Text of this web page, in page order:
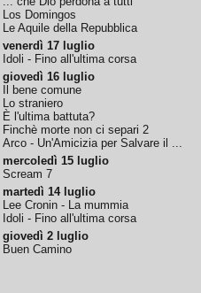
Los Domingos
Le Aquile della Repubblica
venerdì 17 luglio
Idoli - Fino all'ultima corsa
giovedì 16 luglio
Il bene comune
Lo straniero
È l'ultima battuta?
Finchè morte non ci separi 2
Arco - Un'Amicizia per Salvare il ...
mercoledì 15 luglio
Scream 7
martedì 14 luglio
Lee Cronin - La mummia
Idoli - Fino all'ultima corsa
giovedì 2 luglio
Buen Camino